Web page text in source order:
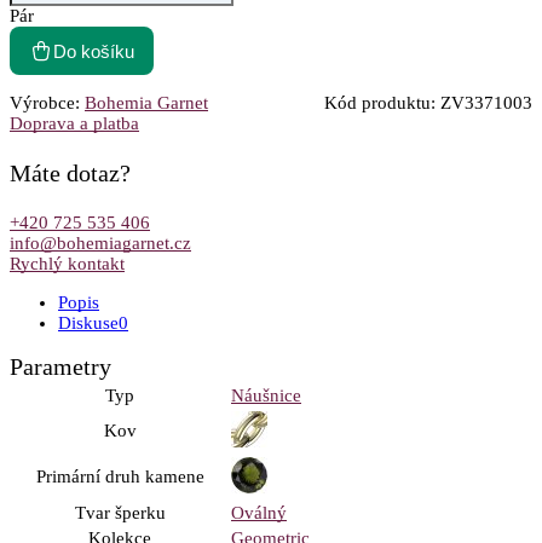
Pár
Do košíku
Výrobce: Bohemia Garnet Kód produktu: ZV3371003
Doprava a platba
Máte dotaz?
+420 725 535 406
info@bohemiagarnet.cz
Rychlý kontakt
Popis
Diskuse0
Parametry
Typ
Náušnice
Kov
Primární druh kamene
Tvar šperku
Oválný
Kolekce
Geometric